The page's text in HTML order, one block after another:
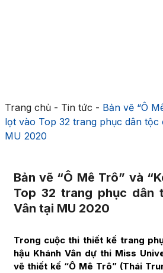
Trang chủ- Tin tức - Bản vẽ “Ô
lọt vào Top 32 trang phục dân tộc
MU 2020
Bản vẽ “Ô Mê Trô” và
Top 32 trang phục dân
Vân tại MU 2020
Trong cuộc thi thiết kế trang
hậu Khánh Vân dự thi Miss
vẽ thiết kế “Ô Mê Trô” (Thái